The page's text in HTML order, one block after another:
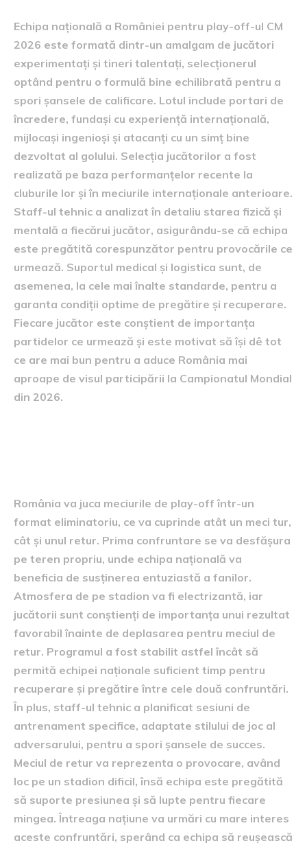
Echipa națională a României pentru play-off-ul CM
2026 este formată dintr-un amalgam de jucători
experimentați și tineri talentați, selecționerul
optând pentru o formulă bine echilibrată pentru a
spori șansele de calificare. Lotul include portari de
încredere, fundași cu experiență internațională,
mijlocași ingenioși și atacanți cu un simț bine
dezvoltat al golului. Selecția jucătorilor a fost
realizată pe baza performanțelor recente la
cluburile lor și în meciurile internaționale anterioare.
Staff-ul tehnic a analizat în detaliu starea fizică și
mentală a fiecărui jucător, asigurându-se că echipa
este pregătită corespunzător pentru provocările ce
urmează. Suportul medical și logistica sunt, de
asemenea, la cele mai înalte standarde, pentru a
garanta condiții optime de pregătire și recuperare.
Fiecare jucător este conștient de importanța
partidelor ce urmează și este motivat să își dê tot
ce are mai bun pentru a aduce România mai
aproape de visul participării la Campionatul Mondial
din 2026.
România va juca meciurile de play-off într-un
format eliminatoriu, ce va cuprinde atât un meci tur,
cât și unul retur. Prima confruntare se va desfășura
pe teren propriu, unde echipa națională va
beneficia de susținerea entuziastă a fanilor.
Atmosfera de pe stadion va fi electrizantă, iar
jucătorii sunt conștienți de importanța unui rezultat
favorabil înainte de deplasarea pentru meciul de
retur. Programul a fost stabilit astfel încât să
permită echipei naționale suficient timp pentru
recuperare și pregătire între cele două confruntări.
În plus, staff-ul tehnic a planificat sesiuni de
antrenament specifice, adaptate stilului de joc al
adversarului, pentru a spori șansele de succes.
Meciul de retur va reprezenta o provocare, având
loc pe un stadion dificil, însă echipa este pregătită
să suporte presiunea și să lupte pentru fiecare
mingea. Întreaga națiune va urmări cu mare interes
aceste confruntări, sperând ca echipa să reușească